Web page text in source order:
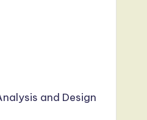
and Design